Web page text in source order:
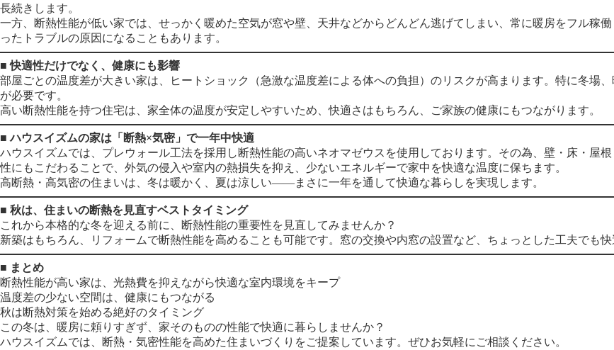
長続きします。
一方、断熱性能が低い家では、せっかく暖めた空気が窓や壁、天井などからどんどん逃げてしまい、常に暖房をフル稼
ったトラブルの原因になることもあります。
■ 快適性だけでなく、健康にも影響
部屋ごとの温度差が大きい家は、ヒートショック（急激な温度差による体への負担）のリスクが高まります。特に冬場
が必要です。
高い断熱性能を持つ住宅は、家全体の温度が安定しやすいため、快適さはもちろん、ご家族の健康にもつながります。
■ ハウスイズムの家は「断熱×気密」で一年中快適
ハウスイズムでは、プレウォール工法を採用し断熱性能の高いネオマゼウスを使用しております。その為、壁・床・屋
性にもこだわることで、外気の侵入や室内の熱損失を抑え、少ないエネルギーで家中を快適な温度に保ちます。
高断熱・高気密の住まいは、冬は暖かく、夏は涼しい――まさに一年を通して快適な暮らしを実現します。
■ 秋は、住まいの断熱を見直すベストタイミング
これから本格的な冬を迎える前に、断熱性能の重要性を見直してみませんか？
新築はもちろん、リフォームで断熱性能を高めることも可能です。窓の交換や内窓の設置など、ちょっとした工夫でも快
■ まとめ
断熱性能が高い家は、光熱費を抑えながら快適な室内環境をキープ
温度差の少ない空間は、健康にもつながる
秋は断熱対策を始める絶好のタイミング
この冬は、暖房に頼りすぎず、家そのものの性能で快適に暮らしませんか？
ハウスイズムでは、断熱・気密性能を高めた住まいづくりをご提案しています。ぜひお気軽にご相談ください。